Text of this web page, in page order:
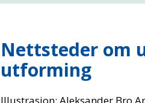
Nettsteder om
utforming